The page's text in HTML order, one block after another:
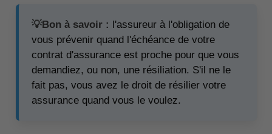
💡Bon à savoir : l'assureur à l'obligation de
vous prévenir quand l'échéance de votre
contrat d'assurance est proche pour que vous
demandiez, ou non, une résiliation. S'il ne le
fait pas, vous avez le droit de résilier votre
assurance quand vous le voulez.